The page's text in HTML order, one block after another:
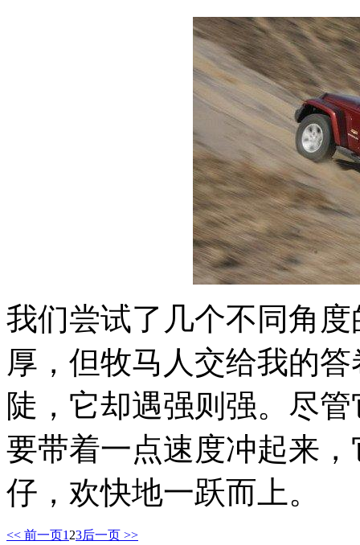
我们尝试了几个不同角
厚，但牧马人交给我的
陡，它却遇强则强。尽
要带着一点速度冲起来
仔，欢快地一跃而上。
<< 前一页1 23后一页 >>